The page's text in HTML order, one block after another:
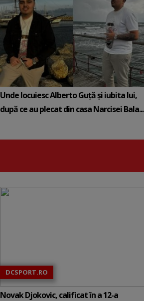
Unde locuiesc Alberto Guță și iubita lui,
după ce au plecat din casa Narcisei Bala...
DCSPORT.RO
Novak Djokovic, calificat în a 12-a